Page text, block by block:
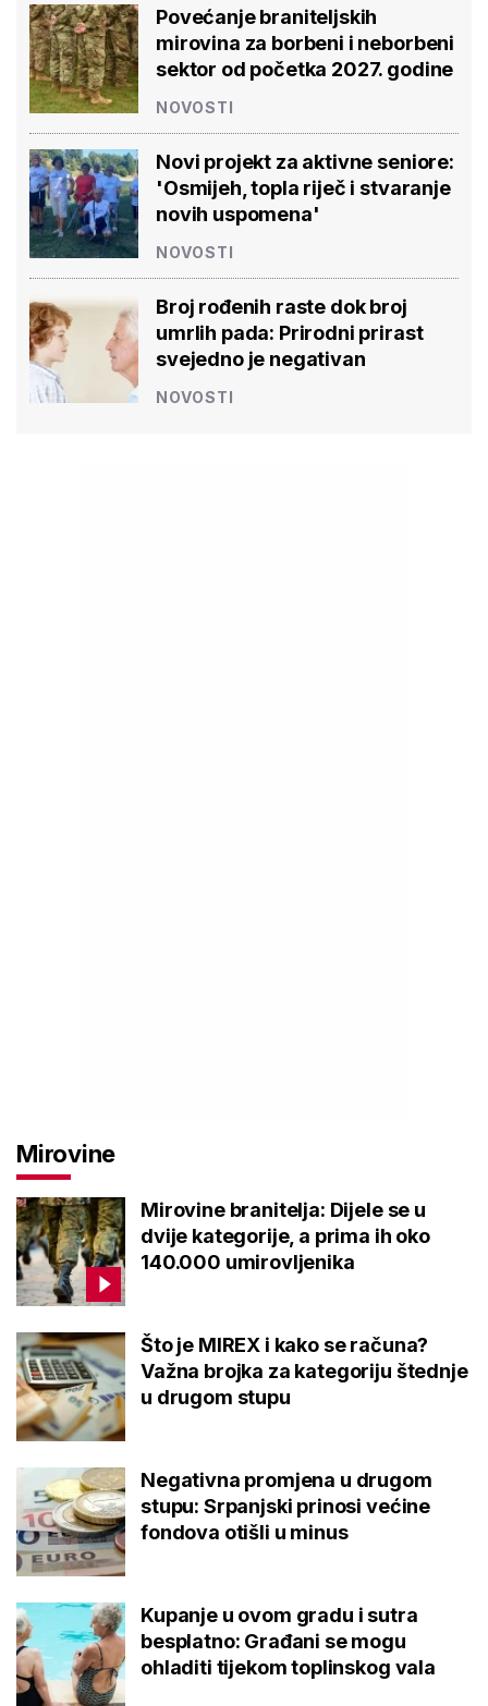
Povećanje braniteljskih
mirovina za borbeni i neborbeni
sektor od početka 2027. godine
NOVOSTI
Novi projekt za aktivne seniore:
'Osmijeh, topla riječ i stvaranje
novih uspomena'
NOVOSTI
Broj rođenih raste dok broj
umrlih pada: Prirodni prirast
svejedno je negativan
NOVOSTI
Mirovine
Mirovine branitelja: Dijele se u
dvije kategorije, a prima ih oko
140.000 umirovljenika
Što je MIREX i kako se računa?
Važna brojka za kategoriju štednje
u drugom stupu
Negativna promjena u drugom
stupu: Srpanjski prinosi većine
fondova otišli u minus
Kupanje u ovom gradu i sutra
besplatno: Građani se mogu
ohladiti tijekom toplinskog vala